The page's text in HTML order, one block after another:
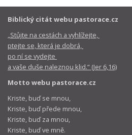
Biblický citát webu pastorace.cz
„Stůjte na cestách a vyhlížejte,
ptejte se, která je dobrá,
po ní se vydejte
a vaše duše naleznou klid.“ (Jer 6,16)
Motto webu pastorace.cz
Kriste, buď se mnou,
Kriste, buď přede mnou,
Kriste, buď za mnou,
Kriste, buď ve mně.